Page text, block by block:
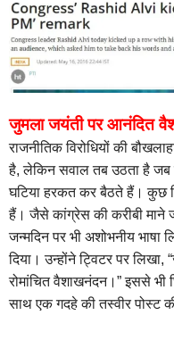
जुमला जयंती पर आनंदित
राजनीतिक विरोधियों की
है, लेकिन सवाल तब उठता है जब
घटिया हरकत कर बैठते हैं। कुछ
हैं। जैसे कांग्रेस की करीबी माने
जन्मदिन पर भी अशोभनीय
दिया। उन्होंने ट्विटर पर
रोमांचित वैशाखनंदन।” इससे भी
साथ एक गदहे की तस्वीर पोस्ट